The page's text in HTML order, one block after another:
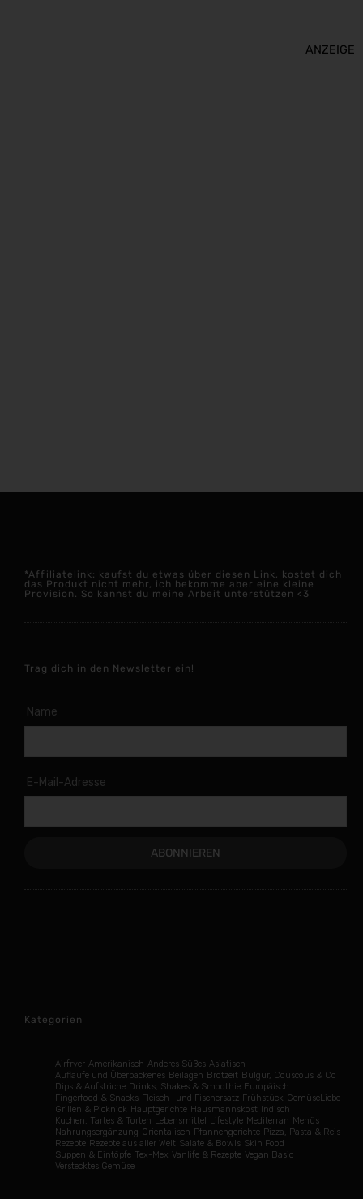
ANZEIGE
*Affiliatelink: kaufst du etwas über diesen Link, kostet dich
das Produkt nicht mehr, ich bekomme aber eine kleine
Provision. So kannst du meine Arbeit unterstützen <3
Trag dich in den Newsletter ein!
Name
E-Mail-Adresse
Kategorien
Airfryer Amerikanisch Anderes Süßes Asiatisch
Aufläufe und Überbackenes Beilagen Brotzeit Bulgur, Couscous & Co
Dips & Aufstriche Drinks, Shakes & Smoothie Europäisch
Fingerfood & Snacks Fleisch- und Fischersatz Frühstück GemüseLiebe
Grillen & Picknick Hauptgerichte Hausmannskost Indisch
Kuchen, Tartes & Torten Lebensmittel Lifestyle Mediterran Menüs
Nahrungsergänzung Orientalisch Pfannengerichte Pizza, Pasta & Reis
Rezepte Rezepte aus aller Welt Salate & Bowls Skin Food
Suppen & Eintöpfe Tex-Mex Vanlife & Rezepte Vegan Basic
Verstecktes Gemüse